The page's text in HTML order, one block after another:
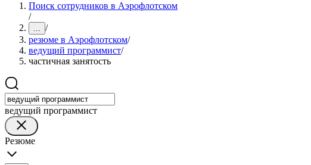
Поиск сотрудников в Аэрофлотском
/
... /
резюме в Аэрофлотском/
ведущий программист/
частичная занятость
ведущий программист
Резюме